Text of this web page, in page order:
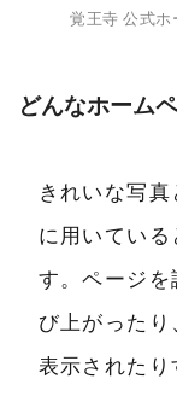
覚王寺 公式ホ
どんなホーム
きれいな写
に用いてい
す。ページ
び上がった
表示されたり